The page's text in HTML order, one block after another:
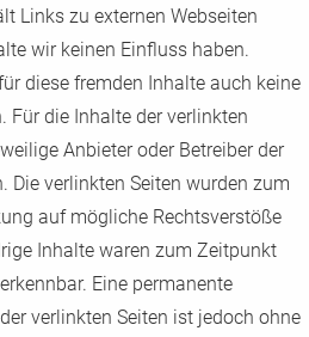
Links zu externen Webseiten
wir keinen Einfluss haben.
diese fremden Inhalte auch keine
Für die Inhalte der verlinkten
Anbieter oder Betreiber der
Die verlinkten Seiten wurden zum
auf mögliche Rechtsverstöße
Inhalte waren zum Zeitpunkt
Eine permanente
verlinkten Seiten ist jedoch ohne